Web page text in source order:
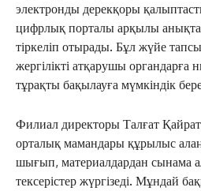
электронды дерекқоры
цифрлық порталы арқылы
тіркеліп отырады. Бұл жүйе
жергілікті атқарушы
тұрақты бақылауға мүмкіндік
Филиал директоры Талғат
орталық мамандары құрылыс
шығып, материалдардан сынама
тексерістер жүргізеді. Мұндай